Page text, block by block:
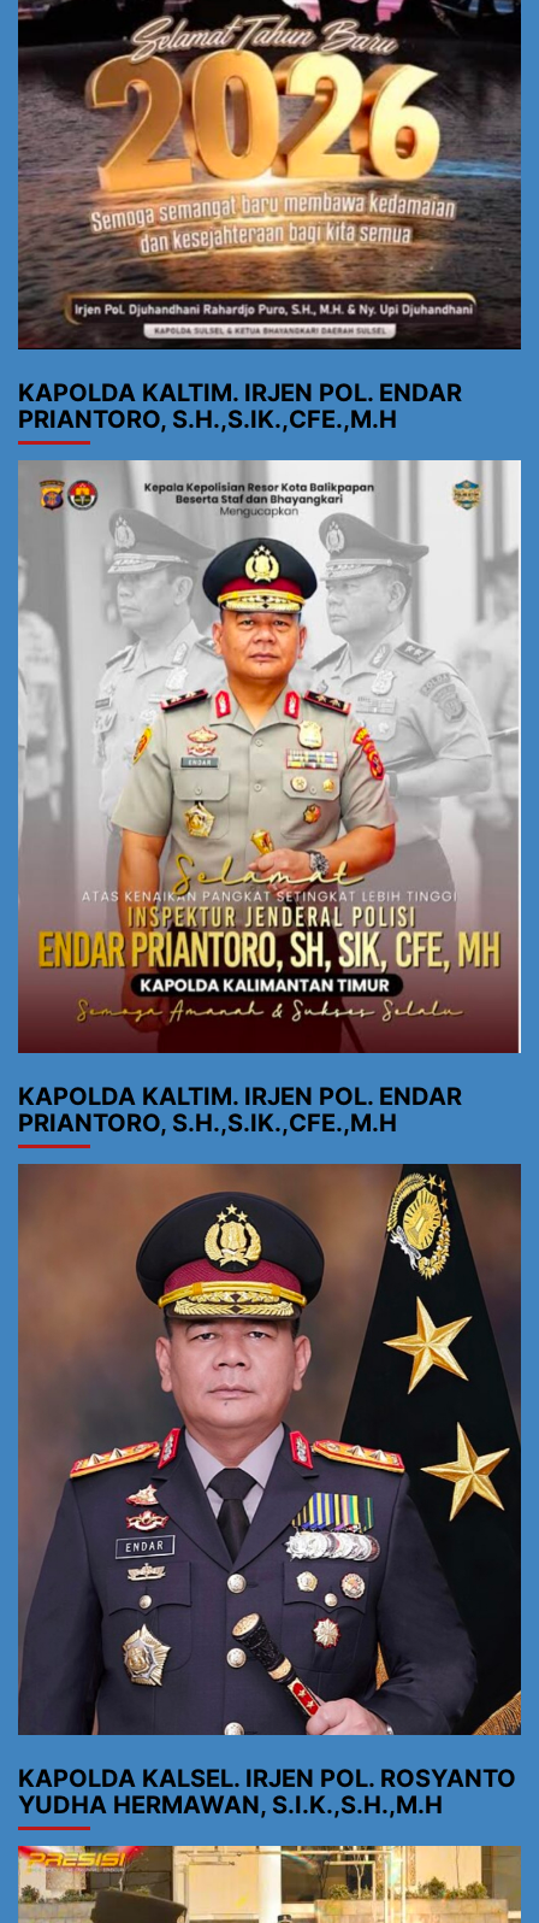
KAPOLDA KALTIM. IRJEN POL. ENDAR
PRIANTORO, S.H.,S.IK.,CFE.,M.H
KAPOLDA KALTIM. IRJEN POL. ENDAR
PRIANTORO, S.H.,S.IK.,CFE.,M.H
KAPOLDA KALSEL. IRJEN POL. ROSYANTO
YUDHA HERMAWAN, S.I.K.,S.H.,M.H